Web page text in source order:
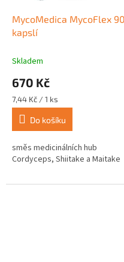
MycoMedica MycoFlex 90
kapslí
Skladem
670 Kč
Měrná
cena:
7,44 Kč / 1 ks
Do košíku
směs medicinálních hub
Cordyceps, Shiitake a Maitake